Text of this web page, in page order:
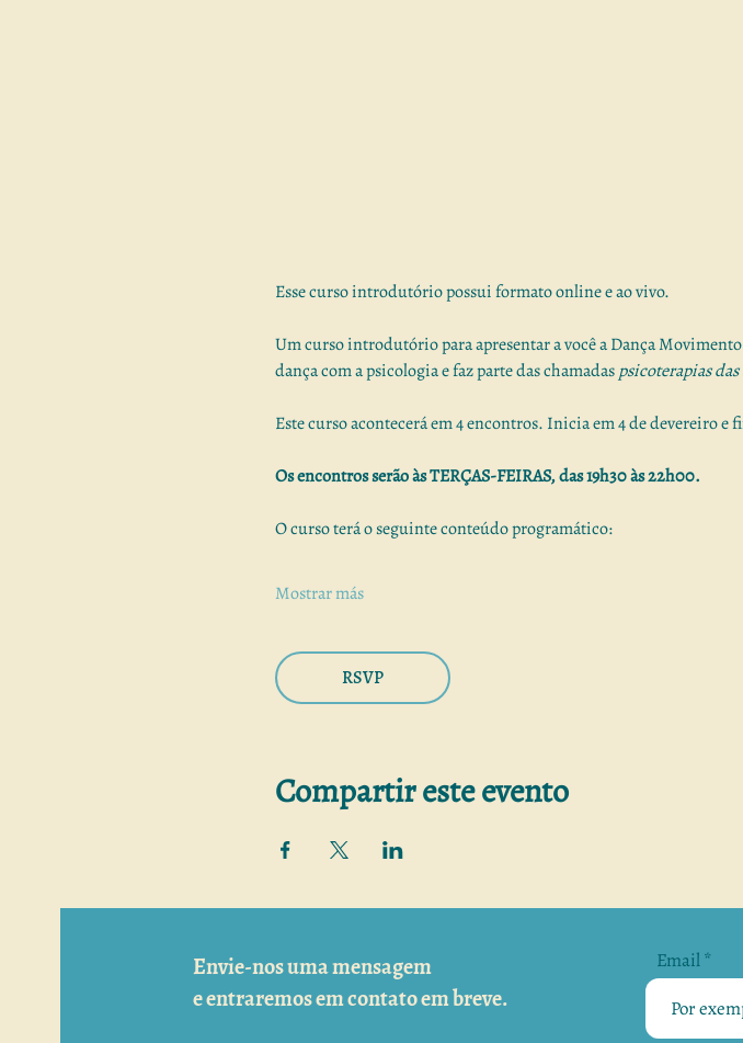
Esse curso introdutório possui formato online e ao vivo.
Um curso introdutório para apresentar a você a Dança
dança com a psicologia e faz parte das chamadas psicoterapias
Este curso acontecerá em 4 encontros. Inicia em 4 de devereiro e
Os encontros serão às TERÇAS-FEIRAS, das 19h30 às 22h00.
O curso terá o seguinte conteúdo programático:
Mostrar más
RSVP
Compartir este evento
Envie-nos uma mensagem
e entraremos em contato em breve.
Email